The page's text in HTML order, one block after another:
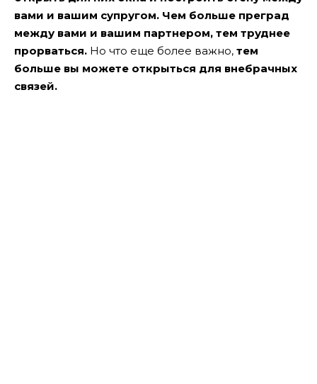
вами и вашим супругом. Чем больше преград
между вами и вашим партнером, тем труднее
прорваться. Но что еще более важно, тем
больше вы можете открыться для внебрачных
связей.